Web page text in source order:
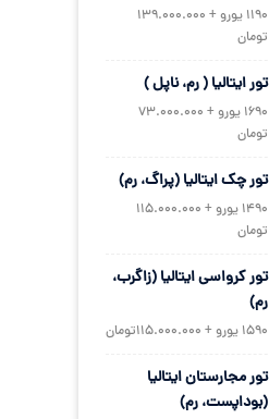
1190 یورو + 139.000.000
تومان
تور ایتالیا ( رم، ناپل )
1690 یورو + 73.000.000
تومان
تور چک ایتالیا (پراگ، رم)
1490 یورو + 115.000.000
تومان
تور کرواسی ایتالیا (زاگرب،
رم)
1590 یورو + 115.000.000تومان
تور مجارستان ایتالیا
(بوداپست، رم)